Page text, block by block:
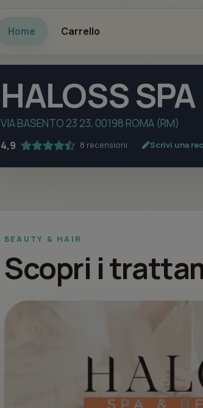
Home Carrello
HALOSS
VIA BASENTO 23 23, 00198 ROMA (RM)
4,9 8 recensioni Scrivi una
BEAUTY & HAIR
Scopri i